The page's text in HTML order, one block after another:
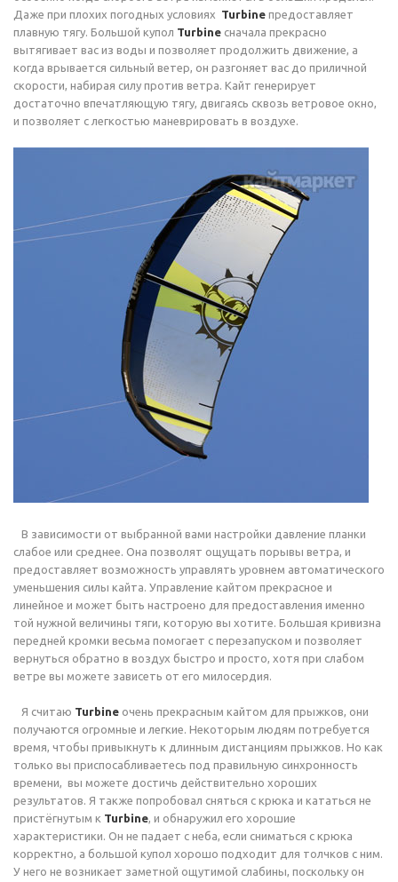
Даже при плохих погодных условиях Turbine предоставляет
плавную тягу. Большой купол Turbine сначала прекрасно
вытягивает вас из воды и позволяет продолжить движение, а
когда врывается сильный ветер, он разгоняет вас до приличной
скорости, набирая силу против ветра. Кайт генерирует
достаточно впечатляющую тягу, двигаясь сквозь ветровое окно,
и позволяет с легкостью маневрировать в воздухе.
В зависимости от выбранной вами настройки давление планки
слабое или среднее. Она позволят ощущать порывы ветра, и
предоставляет возможность управлять уровнем автоматического
уменьшения силы кайта. Управление кайтом прекрасное и
линейное и может быть настроено для предоставления именно
той нужной величины тяги, которую вы хотите. Большая кривизна
передней кромки весьма помогает с перезапуском и позволяет
вернуться обратно в воздух быстро и просто, хотя при слабом
ветре вы можете зависеть от его милосердия.
Я считаю Turbine очень прекрасным кайтом для прыжков, они
получаются огромные и легкие. Некоторым людям потребуется
время, чтобы привыкнуть к длинным дистанциям прыжков. Но как
только вы приспосабливаетесь под правильную синхронность
времени, вы можете достичь действительно хороших
результатов. Я также попробовал сняться с крюка и кататься не
пристёгнутым к Turbine, и обнаружил его хорошие
характеристики. Он не падает с неба, если сниматься с крюка
корректно, а большой купол хорошо подходит для толчков с ним.
У него не возникает заметной ощутимой слабины, поскольку он